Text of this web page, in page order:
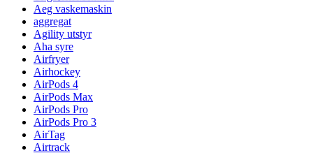
Aeg vaskemaskin
aggregat
Agility utstyr
Aha syre
Airfryer
Airhockey
AirPods 4
AirPods Max
AirPods Pro
AirPods Pro 3
AirTag
Airtrack